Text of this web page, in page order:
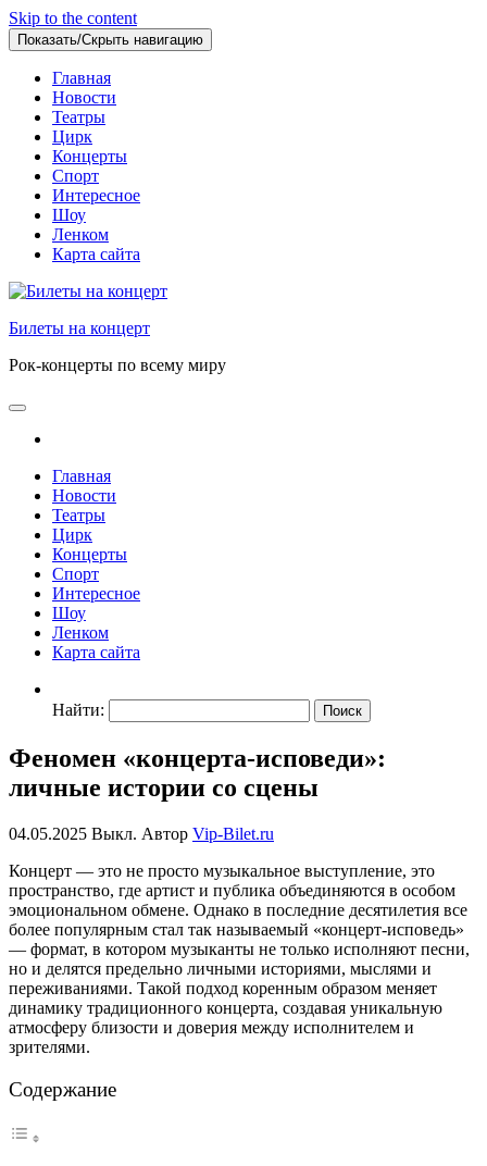
Skip to the content
Показать/Скрыть навигацию
Главная
Новости
Театры
Цирк
Концерты
Спорт
Интересное
Шоу
Ленком
Карта сайта
Билеты на концерт
Рок-концерты по всему миру
Главная
Новости
Театры
Цирк
Концерты
Спорт
Интересное
Шоу
Ленком
Карта сайта
Найти:
Феномен «концерта-исповеди»:
личные истории со сцены
04.05.2025 Выкл. Автор Vip-Bilet.ru
Концерт — это не просто музыкальное выступление, это
пространство, где артист и публика объединяются в особом
эмоциональном обмене. Однако в последние десятилетия все
более популярным стал так называемый «концерт-исповедь»
— формат, в котором музыканты не только исполняют песни,
но и делятся предельно личными историями, мыслями и
переживаниями. Такой подход коренным образом меняет
динамику традиционного концерта, создавая уникальную
атмосферу близости и доверия между исполнителем и
зрителями.
Содержание